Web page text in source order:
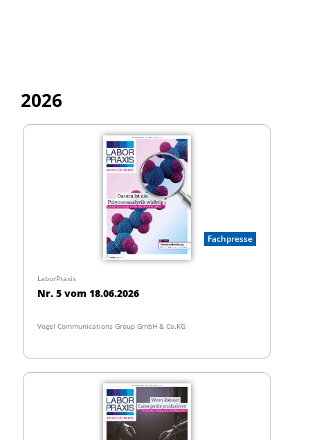
2026
Fachpresse
LaborPraxis
Nr. 5 vom 18.06.2026
Vogel Communications Group GmbH & Co.KG